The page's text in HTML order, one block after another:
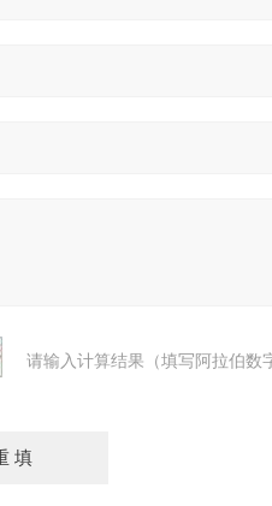
请输入计算结果（填写阿拉伯数